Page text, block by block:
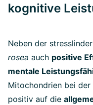
kognitive
Neben der
rosea auch positive
mentale
Mitochondrien bei der
positiv auf die